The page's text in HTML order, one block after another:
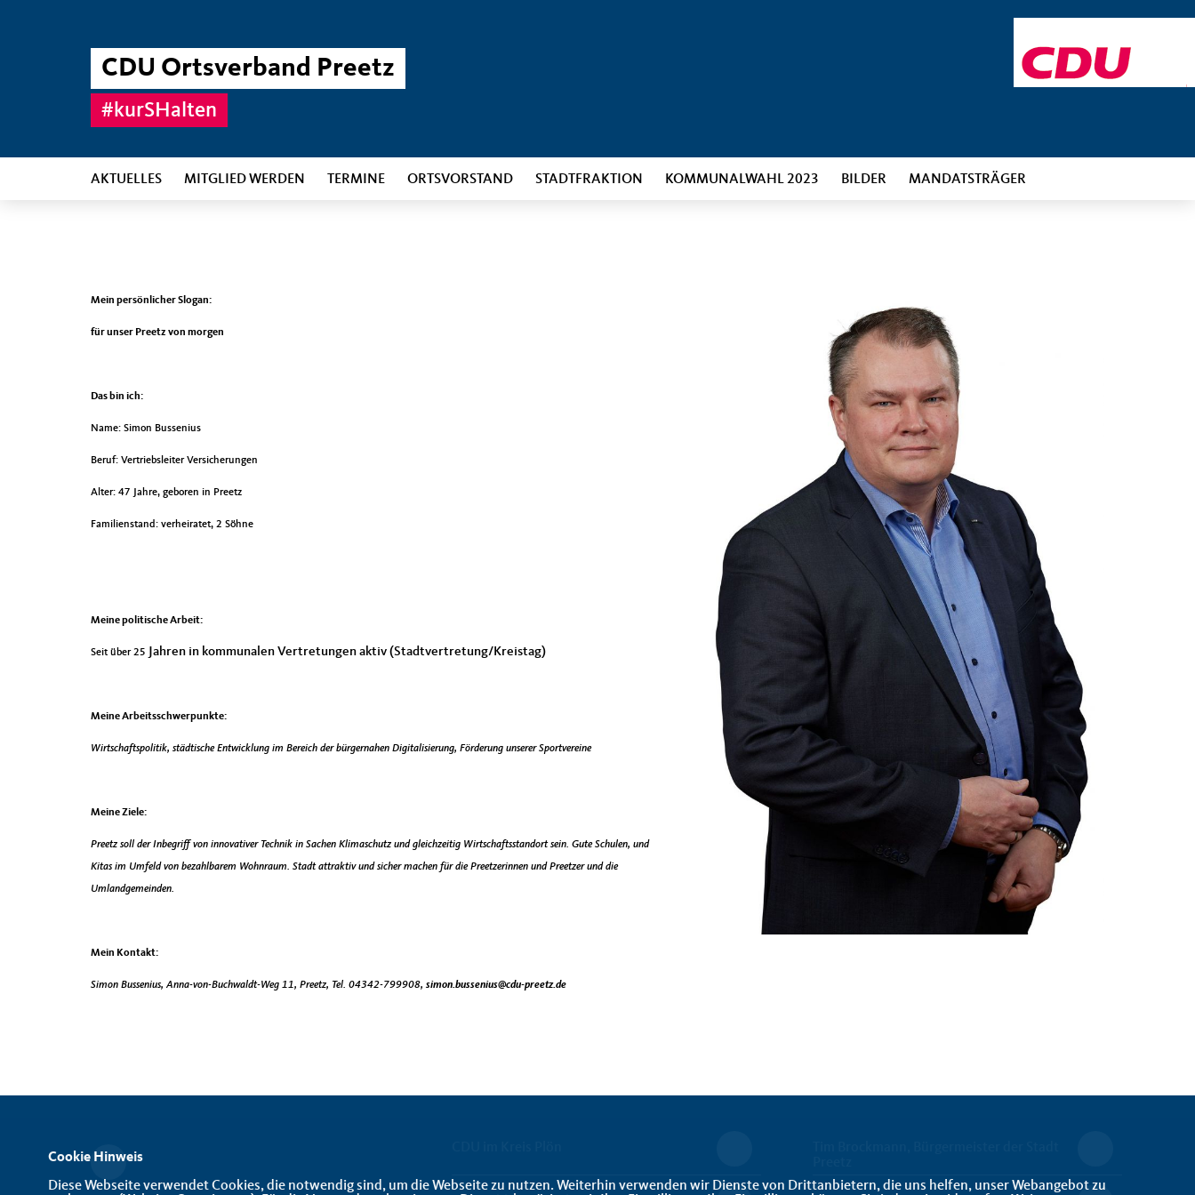
CDU Ortsverband Preetz
#kurSHalten
AKTUELLES MITGLIED WERDEN TERMINE ORTSVORSTAND STADTFRAKTION KOMMUNALWAHL 2023 BILDER MANDATSTRÄGER
Mein persönlicher Slogan:
für unser Preetz von morgen
Das bin ich:
Name: Simon Bussenius
Beruf: Vertriebsleiter Versicherungen
Alter: 47 Jahre, geboren in Preetz
Familienstand: verheiratet, 2 Söhne
Meine politische Arbeit:
Seit über 25 Jahren in kommunalen Vertretungen aktiv (Stadtvertretung/Kreistag)
Meine Arbeitsschwerpunkte:
Wirtschaftspolitik, städtische Entwicklung im Bereich der bürgernahen Digitalisierung, Förderung unserer Sportvereine
Meine Ziele:
Preetz soll der Inbegriff von innovativer Technik in Sachen Klimaschutz und gleichzeitig Wirtschaftsstandort sein. Gute Schulen, und
Kitas im Umfeld von bezahlbarem Wohnraum. Stadt attraktiv und sicher machen für die Preetzerinnen und Preetzer und die
Umlandgemeinden.
Mein Kontakt:
Simon Bussenius, Anna-von-Buchwaldt-Weg 11, Preetz, Tel. 04342-799908, simon.bussenius@cdu-preetz.de
Cookie Hinweis
Diese Webseite verwendet Cookies, die notwendig sind, um die Webseite zu nutzen. Weiterhin verwenden wir Dienste von Drittanbietern, die uns helfen, unser Webangebot zu